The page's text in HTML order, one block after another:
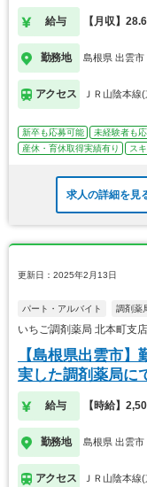
給与 【月収】
勤務地 島根県 出雲市
アクセス ＪＲ山陰本
新卒も応募可能 未経験者も
産休・育休取得実績有り
ス
求人の詳細を見
更新日：2025年2月13日
パート・アルバイト 調剤薬
いちご調剤薬局 北本町支
【島根県出雲市
実した調剤薬局に
給与 【時給】
勤務地 島根県 出雲市
アクセス ＪＲ山陰本